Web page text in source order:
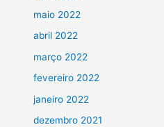
maio 2022
abril 2022
março 2022
fevereiro 2022
janeiro 2022
dezembro 2021